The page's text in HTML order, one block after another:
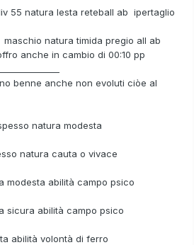
55 natura lesta reteball ab ipertaglio
natura timida pregio all ab
anche in cambio di 00:10 pp
benne anche non evoluti ciòe al
natura modesta
natura cauta o vivace
modesta abilità campo psico
sicura abilità campo psico
abilità volontà di ferro